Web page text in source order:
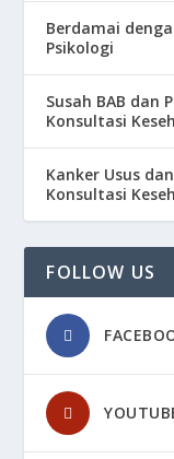
Berdamai
Psikologi
Susah BAB dan
Konsultasi
Kanker Usus
Konsultasi
FOLLOW US